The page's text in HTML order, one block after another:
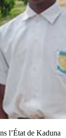
l’État de Kaduna